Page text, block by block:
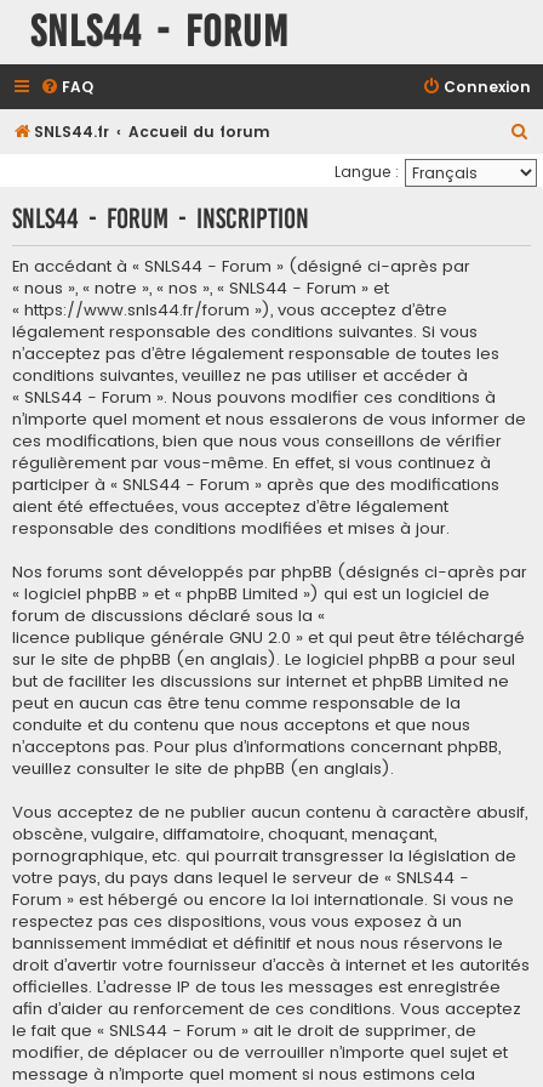
SNLS44 - Forum
FAQ Connexion
SNLS44.fr Accueil du forum
e
c
Langue :
SNLS44 - Forum - Inscription
En accédant à « SNLS44 - Forum » (désigné ci-après par
« nous », « notre », « nos », « SNLS44 - Forum » et
« https://www.snls44.fr/forum »), vous acceptez d’être
légalement responsable des conditions suivantes. Si vous
n’acceptez pas d’être légalement responsable de toutes les
conditions suivantes, veuillez ne pas utiliser et accéder à
« SNLS44 - Forum ». Nous pouvons modifier ces conditions à
n’importe quel moment et nous essaierons de vous informer de
ces modifications, bien que nous vous conseillons de vérifier
régulièrement par vous-même. En effet, si vous continuez à
participer à « SNLS44 - Forum » après que des modifications
aient été effectuées, vous acceptez d’être légalement
responsable des conditions modifiées et mises à jour.
Nos forums sont développés par phpBB (désignés ci-après par
« logiciel phpBB » et « phpBB Limited ») qui est un logiciel de
forum de discussions déclaré sous la «
licence publique générale GNU 2.0 » et qui peut être téléchargé
sur le site de phpBB (en anglais). Le logiciel phpBB a pour seul
but de faciliter les discussions sur internet et phpBB Limited ne
peut en aucun cas être tenu comme responsable de la
conduite et du contenu que nous acceptons et que nous
n’acceptons pas. Pour plus d’informations concernant phpBB,
veuillez consulter le site de phpBB (en anglais).
Vous acceptez de ne publier aucun contenu à caractère abusif,
obscène, vulgaire, diffamatoire, choquant, menaçant,
pornographique, etc. qui pourrait transgresser la législation de
votre pays, du pays dans lequel le serveur de « SNLS44 -
Forum » est hébergé ou encore la loi internationale. Si vous ne
respectez pas ces dispositions, vous vous exposez à un
bannissement immédiat et définitif et nous nous réservons le
droit d’avertir votre fournisseur d’accès à internet et les autorités
officielles. L’adresse IP de tous les messages est enregistrée
afin d’aider au renforcement de ces conditions. Vous acceptez
le fait que « SNLS44 - Forum » ait le droit de supprimer, de
modifier, de déplacer ou de verrouiller n’importe quel sujet et
message à n’importe quel moment si nous estimons cela